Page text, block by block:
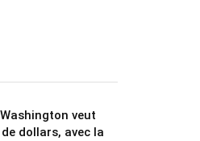
veut
dollars, avec la